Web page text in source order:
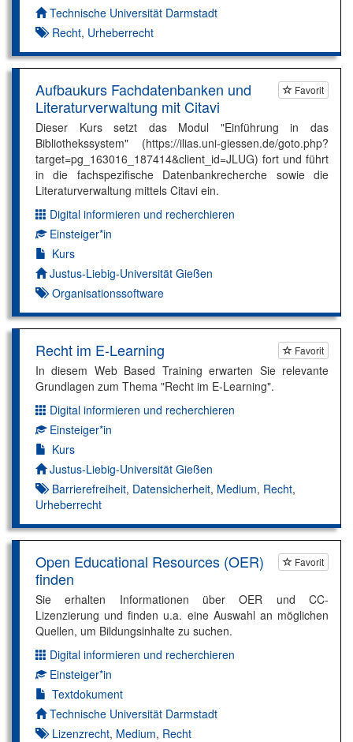
Autor*in:
Technische Universität Darmstadt
Recht, Urheberrecht
Favorit
Aufbaukurs Fachdatenbanken und
Literaturverwaltung mit Citavi
Dieser Kurs setzt das Modul "Einführung in das
Bibliothekssystem" (https://ilias.uni-giessen.de/goto.php?
target=pg_163016_187414&client_id=JLUG) fort und führt
in die fachspezifische Datenbankrecherche sowie die
Literaturverwaltung mittels Citavi ein.
Dimension:
Digital informieren und recherchieren
Kompetenzniveau:
Einsteiger*in
Kurs
Autor*in:
Justus-Liebig-Universität Gießen
Organisationssoftware
Favorit
Recht im E-Learning
In diesem Web Based Training erwarten Sie relevante
Grundlagen zum Thema "Recht im E-Learning".
Dimension:
Digital informieren und recherchieren
Kompetenzniveau:
Einsteiger*in
Kurs
Autor*in:
Justus-Liebig-Universität Gießen
Barrierefreiheit, Datensicherheit, Medium, Recht,
Urheberrecht
Favorit
Open Educational Resources (OER)
finden
Sie erhalten Informationen über OER und CC-
Lizenzierung und finden u.a. eine Auswahl an möglichen
Quellen, um Bildungsinhalte zu suchen.
Dimension:
Digital informieren und recherchieren
Kompetenzniveau:
Einsteiger*in
Textdokument
Autor*in:
Technische Universität Darmstadt
Lizenzrecht, Medium, Recht